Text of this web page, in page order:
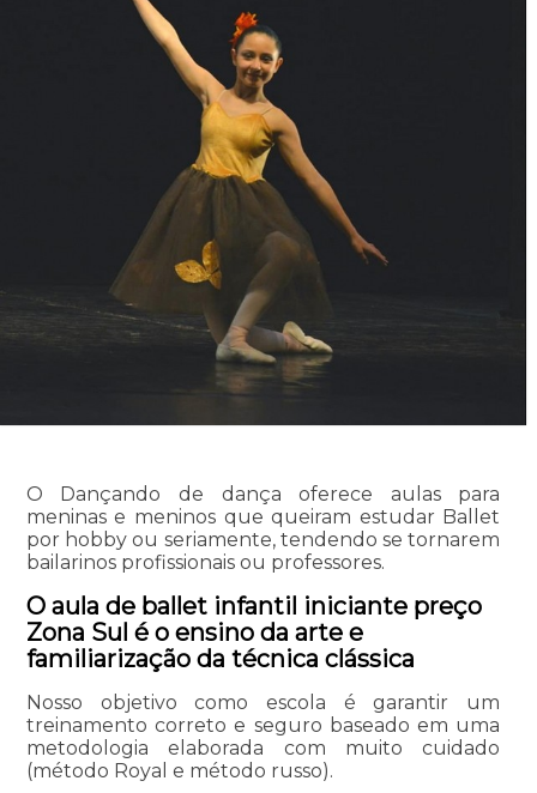
O Dançando de dança oferece aulas para
meninas e meninos que queiram estudar Ballet
por hobby ou seriamente, tendendo se tornarem
bailarinos profissionais ou professores.
O aula de ballet infantil iniciante preço
Zona Sul é o ensino da arte e
familiarização da técnica clássica
Nosso objetivo como escola é garantir um
treinamento correto e seguro baseado em uma
metodologia elaborada com muito cuidado
(método Royal e método russo).